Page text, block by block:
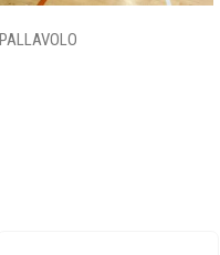
PALLAVOLO